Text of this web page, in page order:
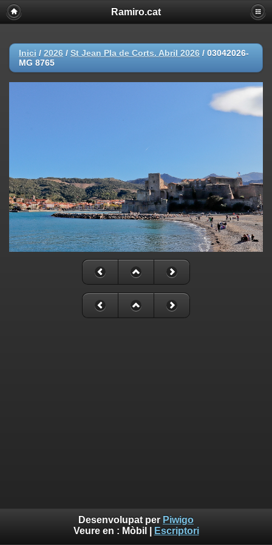
Ramiro.cat
Inici / 2026 / St Jean Pla de Corts. Abril 2026 / 03042026-
MG 8765
Desenvolupat per Piwigo
Veure en : Mòbil Escriptori